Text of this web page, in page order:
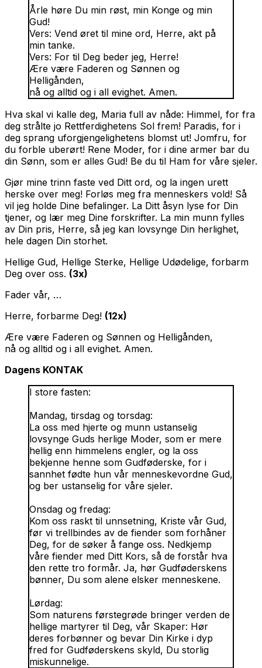
Årle høre Du min røst, min Konge og min
Gud!
Vers: Vend øret til mine ord, Herre, akt på
min tanke.
Vers: For til Deg beder jeg, Herre!
Ære være Faderen og Sønnen og
Helligånden,
nå og alltid og i all evighet. Amen.
Hva skal vi kalle deg, Maria full av nåde: Himmel, for fra
deg strålte jo Rettferdighetens Sol frem! Paradis, for i
deg sprang uforgjengelighetens blomst ut! Jomfru, for
du forble uberørt! Rene Moder, for i dine armer bar du
din Sønn, som er alles Gud! Be du til Ham for våre sjeler.
Gjør mine trinn faste ved Ditt ord, og la ingen urett
herske over meg! Forløs meg fra menneskers vold! Så
vil jeg holde Dine befalinger. La Ditt åsyn lyse for Din
tjener, og lær meg Dine forskrifter. La min munn fylles
av Din pris, Herre, så jeg kan lovsynge Din herlighet,
hele dagen Din storhet.
Hellige Gud, Hellige Sterke, Hellige Udødelige, forbarm
Deg over oss. (3x)
Fader vår, …
Herre, forbarme Deg! (12x)
Ære være Faderen og Sønnen og Helligånden,
nå og alltid og i all evighet. Amen.
Dagens KONTAK
I store fasten:
Mandag, tirsdag og torsdag:
La oss med hjerte og munn ustanselig
lovsynge Guds herlige Moder, som er mere
hellig enn himmelens engler, og la oss
bekjenne henne som Gudføderske, for i
sannhet fødte hun vår menneskevordne Gud,
og ber ustanselig for våre sjeler.
Onsdag og fredag:
Kom oss raskt til unnsetning, Kriste vår Gud,
før vi trellbindes av de fiender som forhåner
Deg, for de søker å fange oss. Nedkjemp
våre fiender med Ditt Kors, så de forstår hva
den rette tro formår. Ja, hør Gudføderskens
bønner, Du som alene elsker menneskene.
Lørdag:
Som naturens førstegrøde bringer verden de
hellige martyrer til Deg, vår Skaper: Hør
deres forbønner og bevar Din Kirke i dyp
fred for Gudføderskens skyld, Du storlig
miskunnelige.